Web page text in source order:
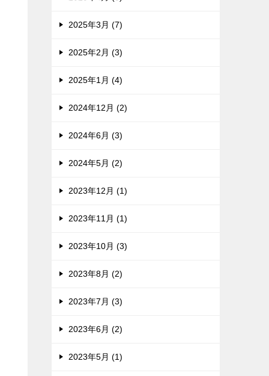
2025年3月 (7)
2025年2月 (3)
2025年1月 (4)
2024年12月 (2)
2024年6月 (3)
2024年5月 (2)
2023年12月 (1)
2023年11月 (1)
2023年10月 (3)
2023年8月 (2)
2023年7月 (3)
2023年6月 (2)
2023年5月 (1)